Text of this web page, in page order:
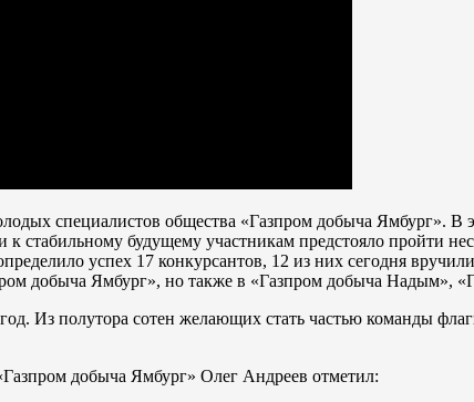
специалистов общества «Газпром добыча Ямбург». В
стабильному будущему участникам предстояло пройти
успех 17 конкурсантов, 12 из них сегодня
добыча Ямбург», но также в «Газпром добыча Надым»,
Из полутора сотен желающих стать частью команды
добыча Ямбург» Олег Андреев отметил: